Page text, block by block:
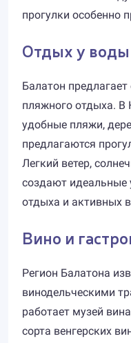
прогулки особенно
Отдых у воды
Балатон
пляжного отдыха. В
удобные пляжи,
предлагаются
Легкий ветер,
создают идеальные
отдыха и активных
Вино и
Регион Балатона
винодельческими
работает музей
сорта венгерских